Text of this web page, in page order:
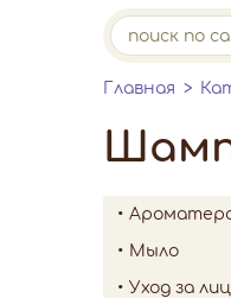
Главная
Мыло
Уход за